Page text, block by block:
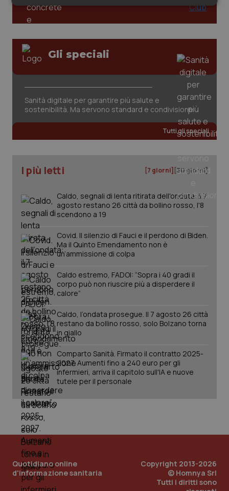
Umbria
Veneto
Oftalmologia
Oncoematologia
Oncologia & Nutrizione
Psoriasi & pelle
Quotidiano Cardiologia
Quotidiano Chirurgia
Quotidiano Oncologia
Quotidiano Pediatria
Rene & patologie urogenitali
Salute orale & impianti
Sangue & coagulazione
Tiroide
Tumore al seno
Tumore ovarico
Tumori del Polmone & Testa Collo
Tumori gastrointestinali
Ulcera & Reflusso
Vaccini
Gli speciali
Sanità digitale per garantire più salute e
sostenibilità. Ma servono standard e condivisione
Tutti gli speciali
I più letti [7 giorni] [30 giorni]
Caldo, segnali di lenta ritirata dell'ondata: il 7
agosto restano 26 città da bollino rosso, l'8
scendono a 19
Covid. Il silenzio di Fauci e il perdono di Biden.
Ma il Quinto Emendamento non è
un’ammissione di colpa
Caldo estremo, FADOI: “Sopra i 40 gradi il
corpo può non riuscire più a disperdere il
calore”
Caldo, l’ondata prosegue. Il 7 agosto 26 città
restano da bollino rosso, solo Bolzano torna
in giallo
Comparto Sanità. Firmato il contratto 2025-
2027. Aumenti fino a 240 euro per gli
infermieri, arriva il capitolo sull'IA e nuove
tutele per il personale
Quotidiano online
d'informazione sanitaria
Copyright 2013-2026
© Homnya Srl
Tutti i diritti sono
Necessari Statistici Marketing
I cookie necessari contribuiscono a rendere fruibile il
sito web abilitandone funzionalità di base quali la
navigazione sulle pagine e l'accesso alle aree
protette del sito. Il sito web non è in grado di
funzionare correttamente senza questi cookie.
.youtube.com
CookieScriptConsent
CookieScript
tracking-enable
2